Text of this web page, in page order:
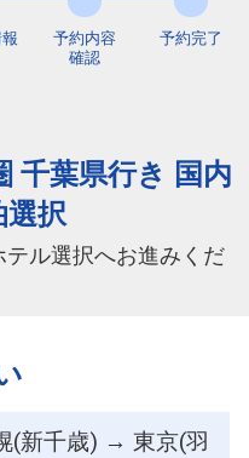
予約内容
確認
予約完了
千葉県行き 国内
選択
ル選択へお進みくだ
(新千歳) → 東京(羽